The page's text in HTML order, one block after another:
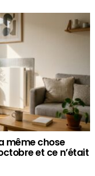
même chose
et ce n’était